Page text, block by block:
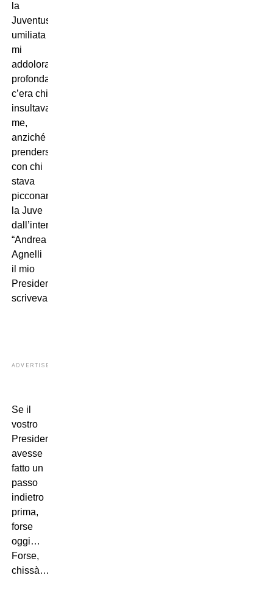
la
Juventus
umiliata
mi
addolora
profondamente),
c’era chi
insultava
me,
anziché
prendersela
con chi
stava
picconando
la Juve
dall’interno:
“Andrea
Agnelli
il mio
Presidente”,
scrivevano.
ADVERTISEMENT
Se il
vostro
Presidente
avesse
fatto un
passo
indietro
prima,
forse
oggi…
Forse,
chissà…